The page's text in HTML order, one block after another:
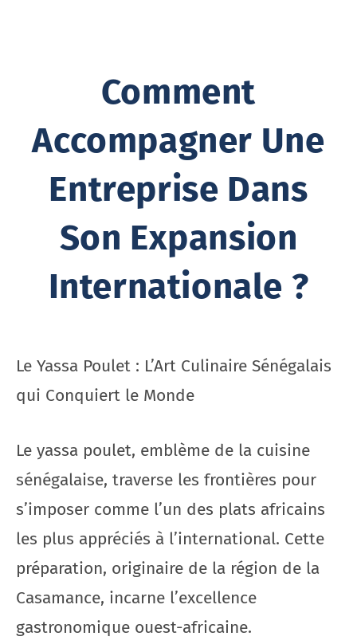
Comment
Accompagner Une
Entreprise Dans
Son Expansion
Internationale ?
Le Yassa Poulet : L’Art Culinaire Sénégalais
qui Conquiert le Monde
Le yassa poulet, emblème de la cuisine
sénégalaise, traverse les frontières pour
s’imposer comme l’un des plats africains
les plus appréciés à l’international. Cette
préparation, originaire de la région de la
Casamance, incarne l’excellence
gastronomique ouest-africaine.